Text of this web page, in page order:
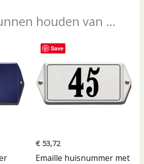
houden van …
Save
€ 53,72
Emaille huisnummer met